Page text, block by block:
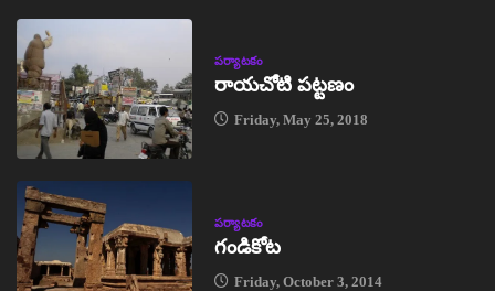
పర్యాటకం
రాయచోటి పట్టణం
Friday, May 25, 2018
పర్యాటకం
గండికోట
Friday, October 3, 2014